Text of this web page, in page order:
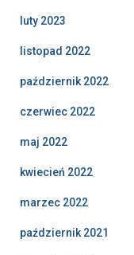
luty 2023
listopad 2022
październik 2022
czerwiec 2022
maj 2022
kwiecień 2022
marzec 2022
październik 2021